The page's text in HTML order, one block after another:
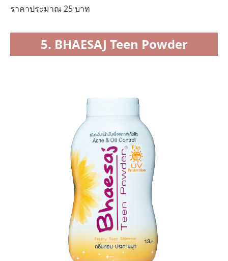
ราคาประมาณ 25 บาท
5. BHAESAJ Teen Powder